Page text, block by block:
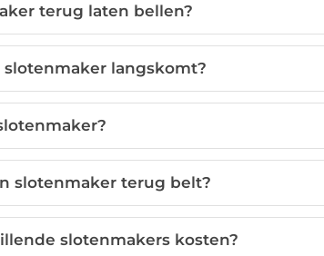
terug laten bellen?
langskomt?
slotenmaker terug belt?
slotenmakers kosten?